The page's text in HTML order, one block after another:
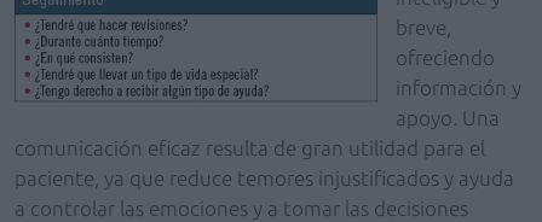
breve,
ofreciendo
información y
apoyo. Una
comunicación eficaz resulta de gran utilidad para el
paciente, ya que reduce temores injustificados y ayuda
a controlar las emociones y a tomar las decisiones